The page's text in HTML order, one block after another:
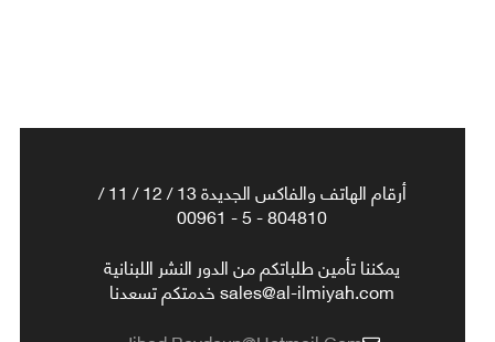
أرقام الهاتف والفاكس الجديدة 13 / 12 / 11 /
804810 - 5 - 00961
يمكننا تأمين طلباتكم من الدور النشر اللبنانية
sales@al-ilmiyah.com خدمتكم تسعدنا